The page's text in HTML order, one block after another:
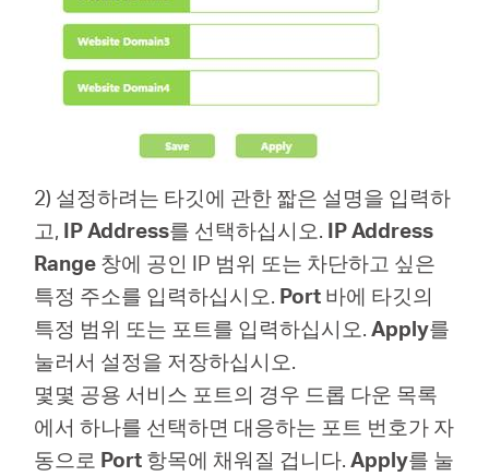
2) 설정하려는 타깃에 관한 짧은 설명을 입력하
고, IP Address를 선택하십시오. IP Address
Range 창에 공인 IP 범위 또는 차단하고 싶은
특정 주소를 입력하십시오. Port 바에 타깃의
특정 범위 또는 포트를 입력하십시오.Apply를
눌러서 설정을 저장하십시오.
몇몇 공용 서비스 포트의 경우 드롭 다운 목록
에서 하나를 선택하면 대응하는 포트 번호가 자
동으로 Port 항목에 채워질 겁니다.Apply를 눌